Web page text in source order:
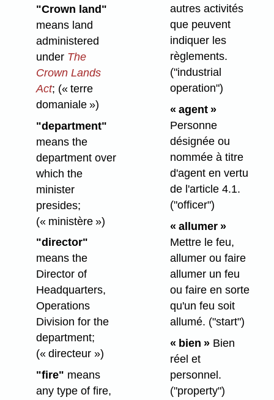
"Crown land"
means land
administered
under The
Crown Lands
Act; (« terre
domaniale »)
"department"
means the
department over
which the
minister
presides;
(« ministère »)
"director"
means the
Director of
Headquarters,
Operations
Division for the
department;
(« directeur »)
"fire" means
any type of fire,
autres activités
que peuvent
indiquer les
règlements.
("industrial
operation")
« agent »
Personne
désignée ou
nommée à titre
d'agent en vertu
de l'article 4.1.
("officer")
« allumer »
Mettre le feu,
allumer ou faire
allumer un feu
ou faire en sorte
qu'un feu soit
allumé. ("start")
« bien »Bien
réel et
personnel.
("property")